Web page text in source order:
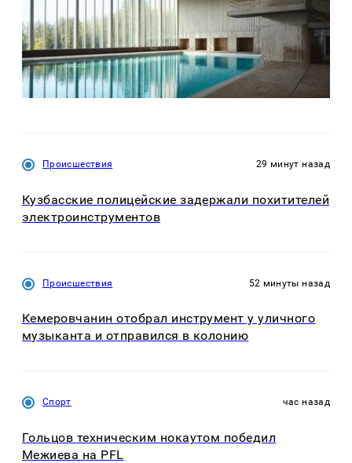
Происшествия 29 минут назад
Кузбасские полицейские задержали похитителей
электроинструментов
Происшествия 52 минуты назад
Кемеровчанин отобрал инструмент у уличного
музыканта и отправился в колонию
Спорт час назад
Гольцов техническим нокаутом победил
Межиева на PFL